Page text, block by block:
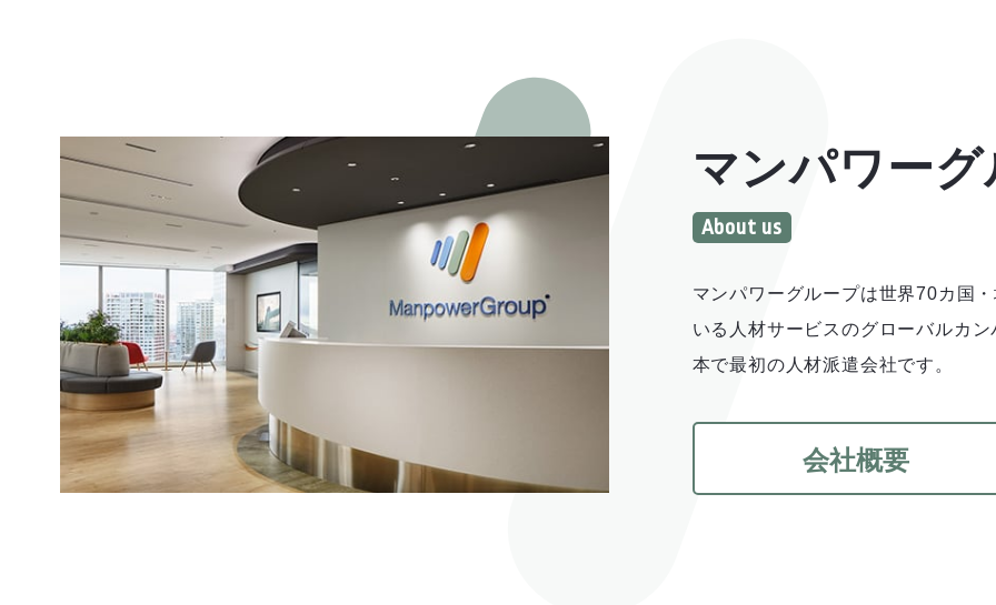
マンパワー
マンパワーグループは世界70カ国
いる人材サービスのグローバルカ
本で最初の人材派遣会社です。
会社概要